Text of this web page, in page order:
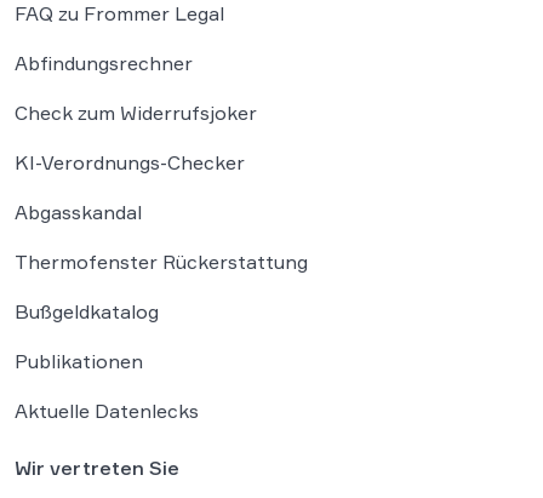
FAQ zu Frommer Legal
Abfindungsrechner
Check zum Widerrufsjoker
KI-Verordnungs-Checker
Abgasskandal
Thermofenster Rückerstattung
Bußgeldkatalog
Publikationen
Aktuelle Datenlecks
Wir vertreten Sie